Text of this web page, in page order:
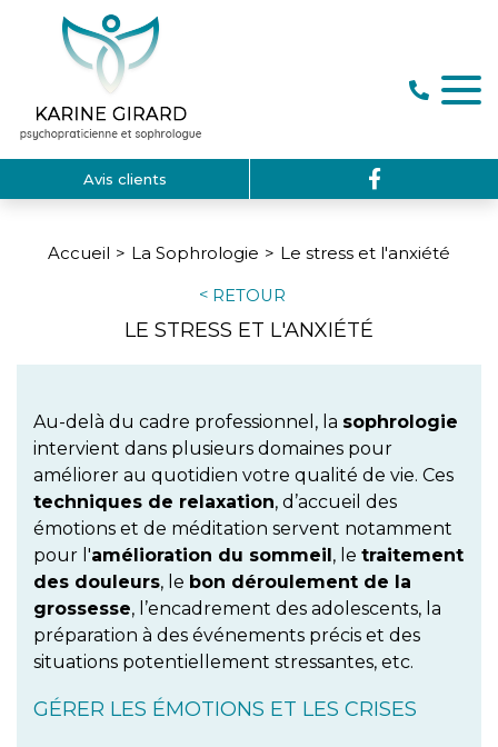
Avis clients
Accueil La Sophrologie Le stress et l'anxiété
RETOUR
LE STRESS ET L'ANXIÉTÉ
Au-delà du cadre professionnel, la sophrologie
intervient dans plusieurs domaines pour
améliorer au quotidien votre qualité de vie. Ces
techniques de relaxation, d’accueil des
émotions et de méditation servent notamment
pour l'amélioration du sommeil, le traitement
des douleurs, le bon déroulement de la
grossesse, l’encadrement des adolescents, la
préparation à des événements précis et des
situations potentiellement stressantes, etc.
GÉRER LES ÉMOTIONS ET LES CRISES